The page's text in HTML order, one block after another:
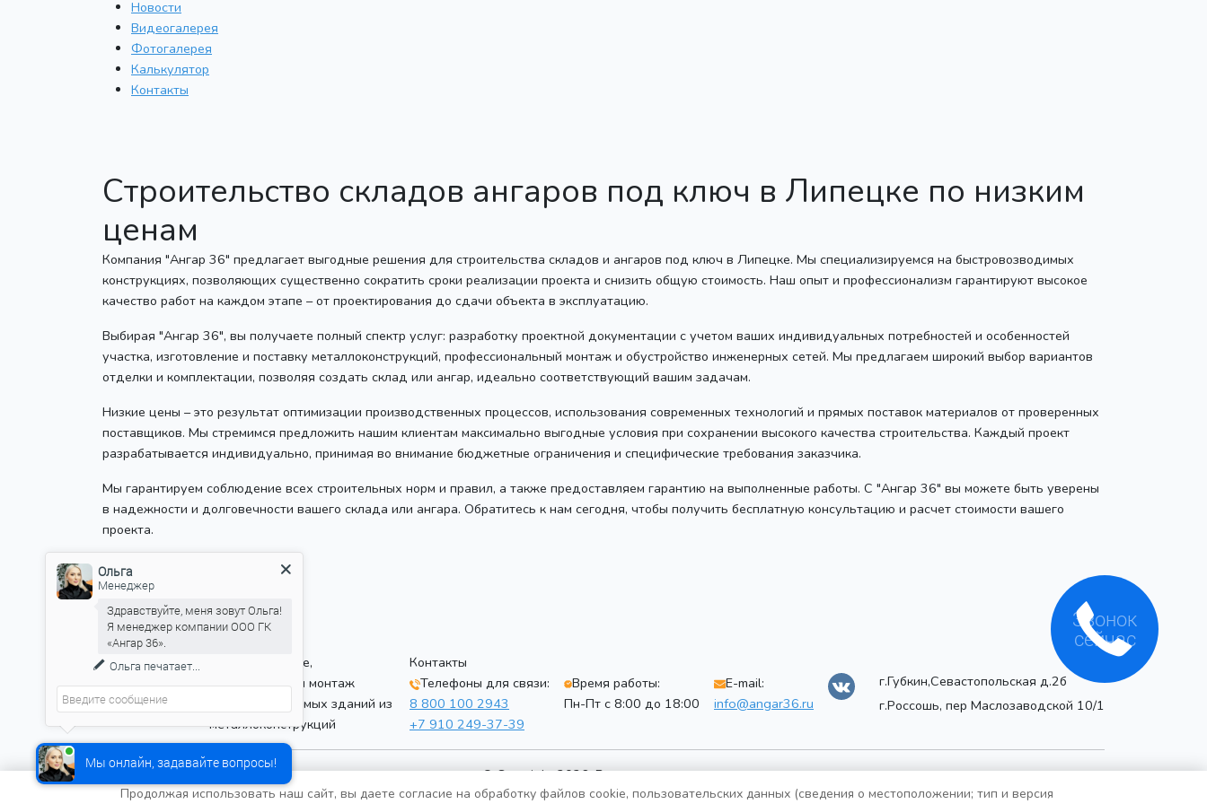
Новости
Видеогалерея
Фотогалерея
Калькулятор
Контакты
Строительство складов ангаров под ключ в Липецке по низким
ценам
Компания "Ангар 36" предлагает выгодные решения для строительства складов и ангаров под ключ в Липецке. Мы специализируемся на быстровозводимых
конструкциях, позволяющих существенно сократить сроки реализации проекта и снизить общую стоимость. Наш опыт и профессионализм гарантируют высокое
качество работ на каждом этапе – от проектирования до сдачи объекта в эксплуатацию.
Выбирая "Ангар 36", вы получаете полный спектр услуг: разработку проектной документации с учетом ваших индивидуальных потребностей и особенностей
участка, изготовление и поставку металлоконструкций, профессиональный монтаж и обустройство инженерных сетей. Мы предлагаем широкий выбор вариантов
отделки и комплектации, позволяя создать склад или ангар, идеально соответствующий вашим задачам.
Низкие цены – это результат оптимизации производственных процессов, использования современных технологий и прямых поставок материалов от проверенных
поставщиков. Мы стремимся предложить нашим клиентам максимально выгодные условия при сохранении высокого качества строительства. Каждый проект
разрабатывается индивидуально, принимая во внимание бюджетные ограничения и специфические требования заказчика.
Мы гарантируем соблюдение всех строительных норм и правил, а также предоставляем гарантию на выполненные работы. С "Ангар 36" вы можете быть уверены
в надежности и долговечности вашего склада или ангара. Обратитесь к нам сегодня, чтобы получить бесплатную консультацию и расчет стоимости вашего
проекта.
8 (800) 100-29-43
+7 (930) 417-36-36
+7 (910) 249-37-39
Проектирование,
производство и монтаж
быстровозводимых зданий из
металлоконструкций
Контакты
Телефоны для связи:
8 800 100 2943
+7 910 249-37-39
Время работы:
Пн-Пт с 8:00 до 18:00
E-mail:
info@angar36.ru
г.Губкин,Севастопольская д.2б
г.Россошь, пер Маслозаводской 10/1
© Copyright 2026. Все права защищены
Политика конфиденциальности
Продолжая использовать наш сайт, вы даете согласие на обработку файлов cookie, пользовательских данных (сведения о местоположении; тип и версия
Звонок
сейчас
Мы онлайн, задавайте вопросы!
Ольга
Менеджер
Здравствуйте, меня зовут Ольга!
Я менеджер компании ООО ГК
«Ангар 36».
Ольга печатает...